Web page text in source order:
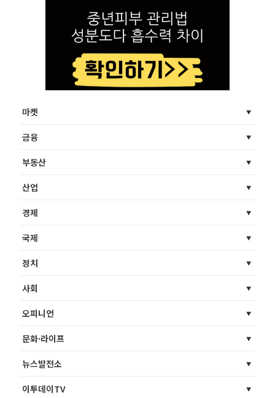
마켓
금융
부동산
산업
경제
국제
정치
사회
오피니언
문화·라이프
뉴스발전소
이투데이TV